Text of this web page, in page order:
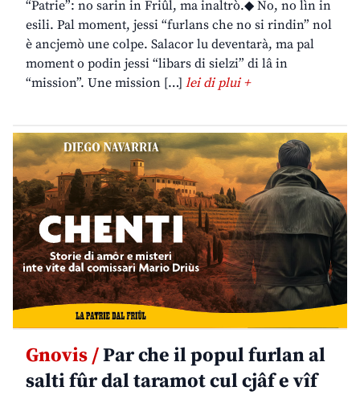
“Patrie”: no sarin in Friûl, ma inaltrò.◆ No, no lìn in
esili. Pal moment, jessi “furlans che no si rindin” nol
è ancjemò une colpe. Salacor lu deventarà, ma pal
moment o podin jessi “libars di sielzi” di lâ in
“mission”. Une mission […] lei di plui +
Gnovis /Par che il popul furlan al
salti fûr dal taramot cul cjâf e vîf